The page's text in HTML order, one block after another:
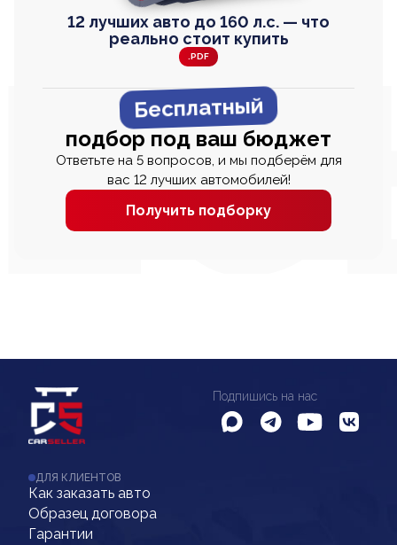
12 лучших авто до 160 л.с. — что
реально стоит купить
.PDF
Бесплатный
подбор под ваш бюджет
Ответьте на 5 вопросов, и мы подберём для
вас 12 лучших автомобилей!
Получить подборку
Подпишись на нас
ДЛЯ КЛИЕНТОВ
Как заказать авто
Образец договора
Гарантии